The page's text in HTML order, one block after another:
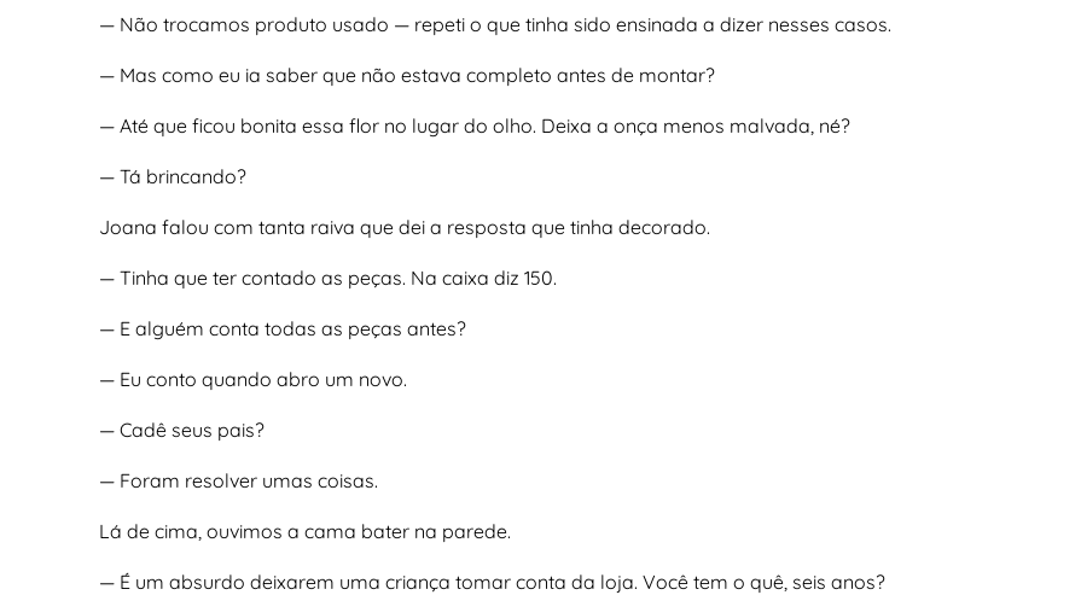
— Não trocamos produto usado — repeti o que tinha sido ensinada a dizer nesses casos.
— Mas como eu ia saber que não estava completo antes de montar?
— Até que ficou bonita essa flor no lugar do olho. Deixa a onça menos malvada, né?
— Tá brincando?
Joana falou com tanta raiva que dei a resposta que tinha decorado.
— Tinha que ter contado as peças. Na caixa diz 150.
— E alguém conta todas as peças antes?
— Eu conto quando abro um novo.
— Cadê seus pais?
— Foram resolver umas coisas.
Lá de cima, ouvimos a cama bater na parede.
— É um absurdo deixarem uma criança tomar conta da loja. Você tem o quê, seis anos?